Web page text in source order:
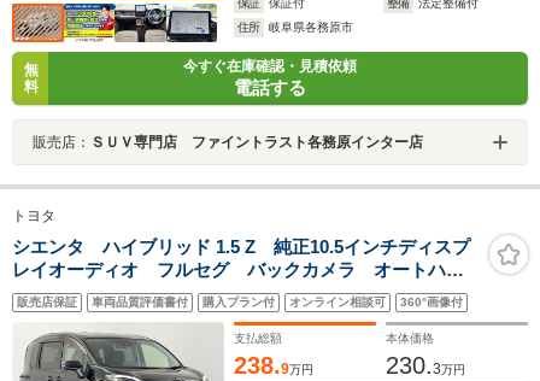
保証
保証付 整備
法定整備付
住所
岐阜県各務原市
無
料
今すぐ在庫確認・見積依頼
電話する
販売店： ＳＵＶ専門店 ファイントラスト各務原インター店
トヨタ
シエンタ ハイブリッド 1.5 Z 純正10.5インチディスプ
レイオーディオ フルセグ バックカメラ オートハイ
ビーム レーダークルーズコントロール ETC 本革巻
ステアリング 両側パワースライドドア 100V充電 オ
ートライト
販売店保証 車両品質評価書付 購入プラン付 オンライン相談可 360°画像付
支払総額
238.9万円
本体価格
230.3万円